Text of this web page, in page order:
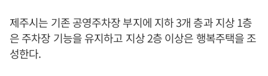
제주시는 기존 공영주차장 부지에 지하 3개 층과 지상 1층
은 주차장 기능을 유지하고 지상 2층 이상은 행복주택을 조
성한다.